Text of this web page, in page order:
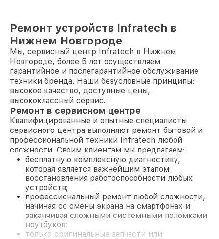
Ремонт устройств Infratech в
Нижнем Новгороде
Мы, сервисный центр Infratech в Нижнем
Новгороде, более 5 лет осуществляем
гарантийное и послегарантийное обслуживание
техники бренда. Наши безусловные принципы:
высокое качество, доступные цены,
высококлассный сервис.
Ремонт в сервисном центре
Квалифицированные и опытные специалисты
сервисного центра выполняют ремонт бытовой и
профессиональной техники Infratech любой
сложности. Своим клиентам мы предлагаем:
бесплатную комплексную диагностику,
которая является важнейшим этапом
восстановления работоспособности любых
устройств;
профессиональный ремонт любой сложности,
начиная со смены экрана на смартфонах и
заканчивая сложными системными поломками
ноутбуков;
только оригинальные запчасти или